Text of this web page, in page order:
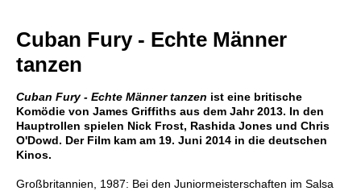
Cuban Fury - Echte Männer
tanzen
Cuban Fury - Echte Männer tanzen ist eine britische
Komödie von James Griffiths aus dem Jahr 2013. In den
Hauptrollen spielen Nick Frost, Rashida Jones und Chris
O'Dowd. Der Film kam am 19. Juni 2014 in die deutschen
Kinos.
Großbritannien, 1987: Bei den Juniormeisterschaften im Salsa